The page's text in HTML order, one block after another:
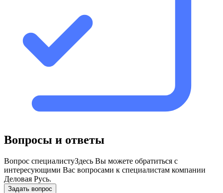
Вопросы и ответы
Вопрос специалистуЗдесь Вы можете обратиться с
интересующими Вас вопросами к специалистам компании
Деловая Русь.
Задать вопрос